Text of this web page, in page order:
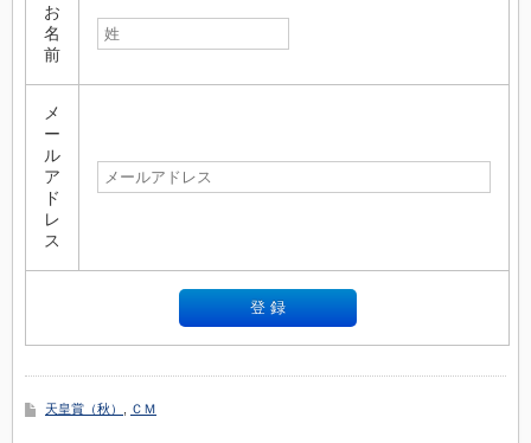
お
名
前
メ
ー
ル
ア
ド
レ
ス
天皇賞（秋） ＣＭ